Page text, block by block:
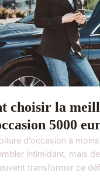
choisir la
5000
d'occasion à
intimidant, mais
transformer ce